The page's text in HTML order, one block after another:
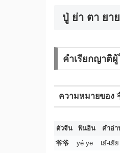
ปู่ ย่า ตา ยา
คำเรียกญาติ
ความหมายของ
ตัวจีน พินอิน คำอ่า
爷爷
yé ye เย๋-เยีย